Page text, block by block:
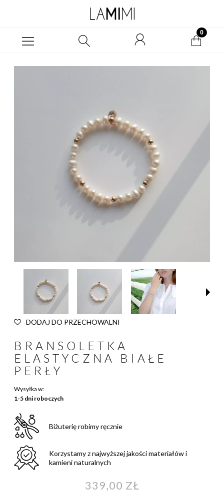
DODAJ DO PRZECHOWALNI
BRANSOLETKA
ELASTYCZNA BIAŁE
PERŁY
Wysyłka w:
1-5 dni roboczych
Biżuterię robimy ręcznie
Korzystamy z najwyższej jakości materiałów i
kamieni naturalnych
339,00 ZŁ